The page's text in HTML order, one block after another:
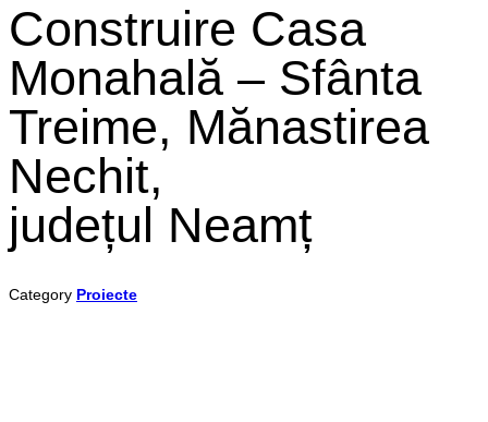
Construire Casa
Monahală – Sfânta
Treime, Mănastirea
Nechit,
județul Neamț
Category Proiecte